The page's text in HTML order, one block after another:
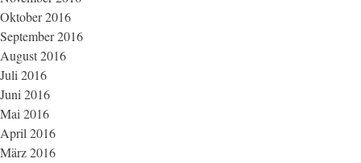
Oktober 2016
September 2016
August 2016
Juli 2016
Juni 2016
Mai 2016
April 2016
März 2016